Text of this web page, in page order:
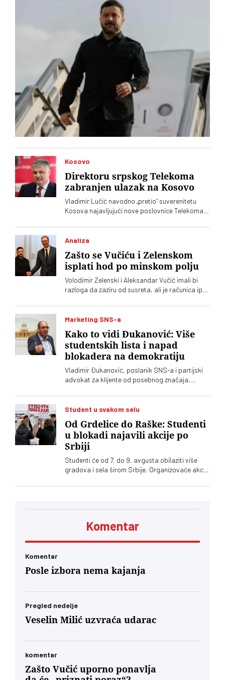
Kosovo
Direktoru srpskog Telekoma
zabranjen ulazak na Kosovo
Vladimir Lučić navodno „pretio“ suverenitetu
Kosova najavljujući nove poslovnice Telekoma
Analiza
Zašto se Vučiću i Zelenskom
isplati hod po minskom polju
Volodimir Zelenski i Aleksandar Vučić imali bi
razloga da zaziru od susreta, ali je računica ipak
trebaju municija i dronovi
Marketing SNS-a
Kako to vidi Đukanović: Više
studentskih lista i napad
blokadera na demokratiju
Vladimir Đukanović, poslanik SNS-a i partijski
advokat za klijente od posebnog značaja,
pretpostavi: da će iždžikljati još koja
studentska lista. U toj izjavi nazire se oprobani
Student u svakom selu
Od Grdelice do Raške: Studenti
u blokadi najavili akcije po
Srbiji
Studenti će od 7. do 9. avgusta obilaziti više
gradova i sela širom Srbije. Organizovaće akcije
Komentar
Komentar
Posle izbora nema kajanja
Pregled nedelje
Veselin Milić uzvraća udarac
komentar
Zašto Vučić uporno ponavlja